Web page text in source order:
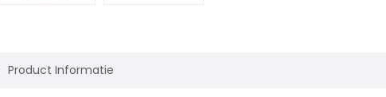
Product Informatie